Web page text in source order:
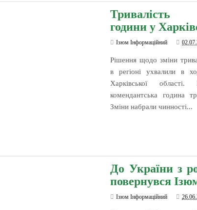
Тривалість
години у
Ізюм Інформаційний
Рішення щодо зміни
в регіоні ухвалили в
Харківської
комендантська година
Зміни набрали чинності...
До України з
повернувся
Ізюм Інформаційний